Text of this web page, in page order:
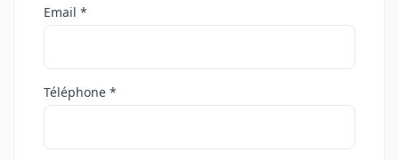
Email *
Téléphone *